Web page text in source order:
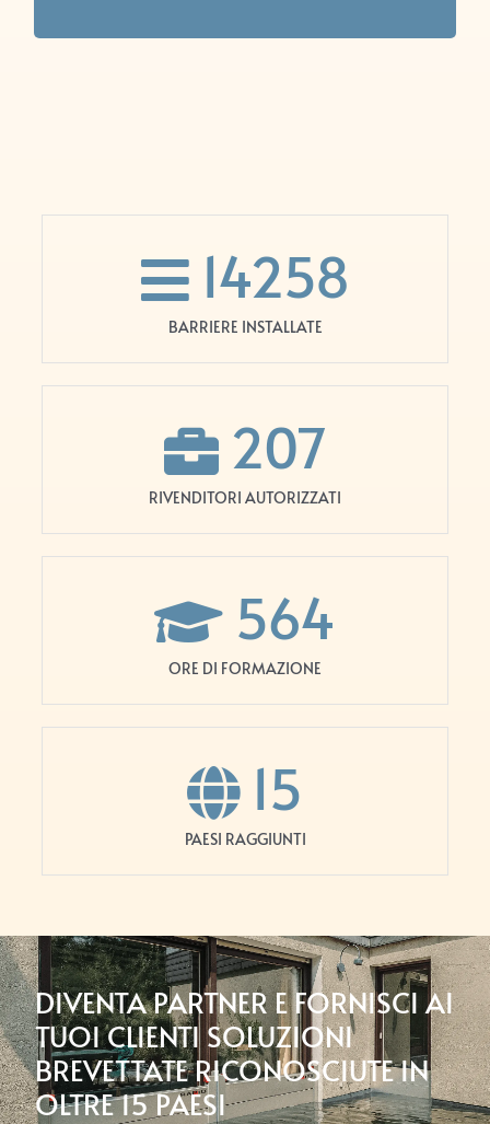
14258
BARRIERE INSTALLATE
207
RIVENDITORI AUTORIZZATI
564
ORE DI FORMAZIONE
15
PAESI RAGGIUNTI
DIVENTA PARTNER E FORNISCI AI
TUOI CLIENTI SOLUZIONI
BREVETTATE RICONOSCIUTE IN
OLTRE 15 PAESI